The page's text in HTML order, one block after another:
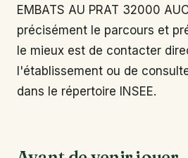
EMBATS AU PRAT 32000
précisément le parcours et
le mieux est de contacter
l'établissement ou de
dans le répertoire INSEE.